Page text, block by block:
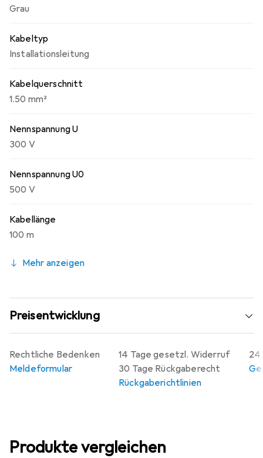
Grau
Kabeltyp
Installationsleitung
Kabelquerschnitt
1.50 mm²
Nennspannung U
300 V
Nennspannung U0
500 V
Kabellänge
100 m
Mehr anzeigen
Preisentwicklung
14 Tage gesetzl. Widerruf
30 Tage Rückgaberecht
Rückgaberichtlinien
24
Rechtliche Bedenken
Meldeformular
Produkte vergleichen